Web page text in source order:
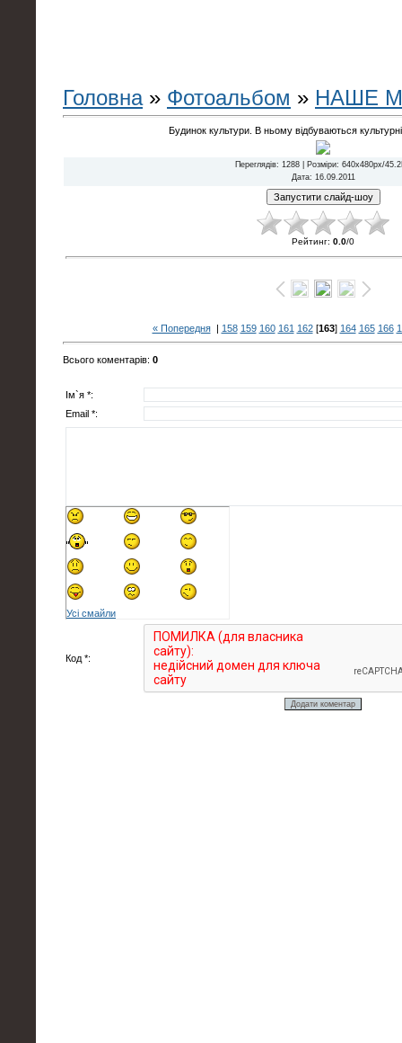
Головна» Фотоальбом » НАШЕ
Будинок культури. В ньому відбуваються культурні
Переглядів: 1288 | Розміри: 640x480px/
Дата: 16.09.2011
Рейтинг: 0.0/0
« Попередня| 158 159 160 161 162[163] 164 165 166
Всього коментарів: 0
Ім`я *:
Email *:
Усі смайли
Код *: